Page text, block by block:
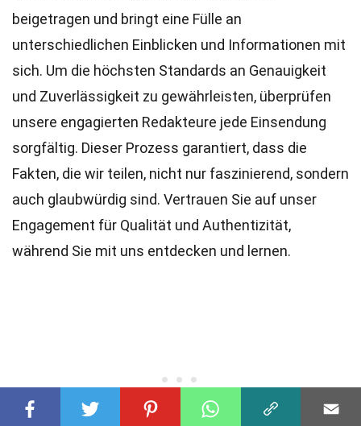
beigetragen und bringt eine Fülle an
unterschiedlichen Einblicken und Informationen mit
sich. Um die höchsten Standards an Genauigkeit
und Zuverlässigkeit zu gewährleisten, überprüfen
unsere engagierten Redakteure jede Einsendung
sorgfältig. Dieser Prozess garantiert, dass die
Fakten, die wir teilen, nicht nur faszinierend, sondern
auch glaubwürdig sind. Vertrauen Sie auf unser
Engagement für Qualität und Authentizität,
während Sie mit uns entdecken und lernen.